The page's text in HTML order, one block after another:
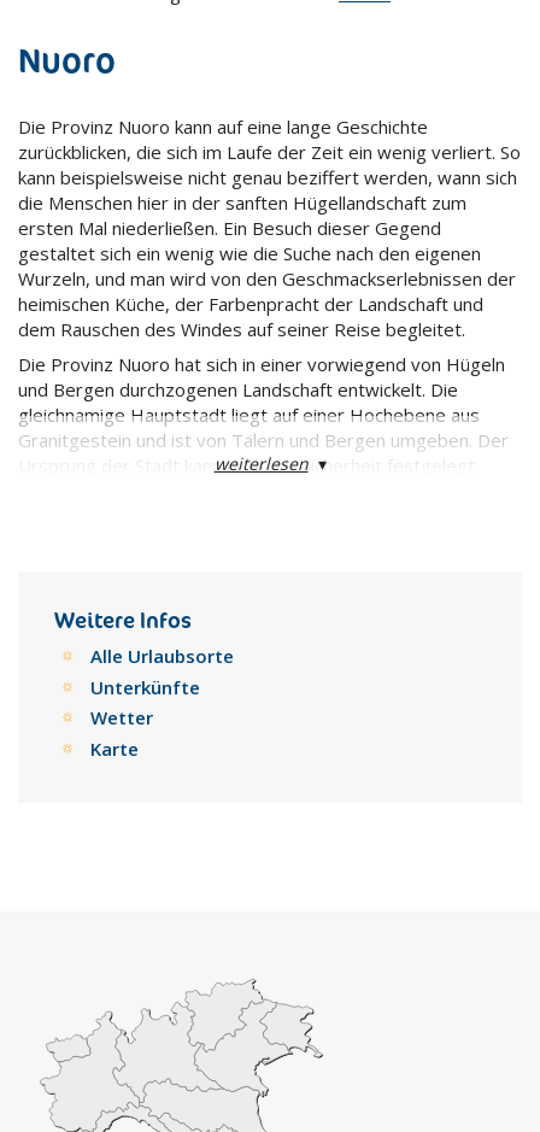
Nuoro
Die Provinz Nuoro kann auf eine lange Geschichte
zurückblicken, die sich im Laufe der Zeit ein wenig verliert. So
kann beispielsweise nicht genau beziffert werden, wann sich
die Menschen hier in der sanften Hügellandschaft zum
ersten Mal niederließen. Ein Besuch dieser Gegend
gestaltet sich ein wenig wie die Suche nach den eigenen
Wurzeln, und man wird von den Geschmackserlebnissen der
heimischen Küche, der Farbenpracht der Landschaft und
dem Rauschen des Windes auf seiner Reise begleitet.
Die Provinz Nuoro hat sich in einer vorwiegend von Hügeln
und Bergen durchzogenen Landschaft entwickelt. Die
gleichnamige Hauptstadt liegt auf einer Hochebene aus
Granitgestein und ist von Tälern und Bergen umgeben. Der
Ursprung der Stadt kann nicht mit Sicherheit festgelegt
gesamten Gebiet der Provinz nachgewiesen werden.
Bei den Nuraghen, die charakteristisch für diese Gegend
sind, handelt es sich um Turmbauten, die aus ungehauenen
Steinblöcken errichtet wurden und rituellen Zwecken dienten.
Diese Bauwerke wurden früher mit Zyklopen in Verbindung
den Bräuchen der Menschen zum Ausdruck kommen und von
Generation zu Generation weitergegeben werden.
Zahlreiche Bauten zeugen zudem vom punischen und
römischen Zeitalter, sowie vom Spätmittelalter, wie die
zahlreichen Kirchen und römischen Ruinen.
Die sardische Küche ist eng mit Produkten der
weiterlesen▾
Weitere Infos
Alle Urlaubsorte
Unterkünfte
Wetter
Karte